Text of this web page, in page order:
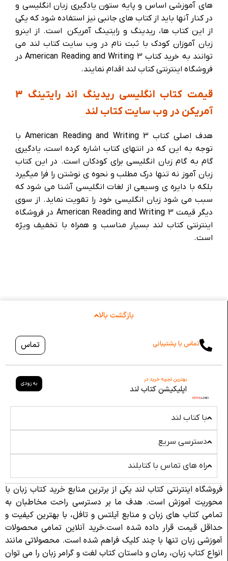
های آموزشی اساس و پایه ستون یادگیری زبان انگلیسی و
در کنار آنها باید از کتاب های جانبی نیز استفاده شود که یکی
از این کتاب ها، ریدینگ و رایتینگ آمریکن است. از اینرو
زبان آموزان کودک با ثبت نام در وب سایت کتاب لند می
توانند به خرید کتاب American Reading and Writing 3 در
فروشگاه اینترنتی کتاب لند اقدام نمایند.
قیمت کتاب انگلیسی ریدینگ اند رایتینگ 3
آمریکن در وب سایت کتاب لند
هدف اصلی کتاب American Reading and Writing 3 با
توجه به این که در انتهای کتاب اشاره کرده است، یادگیری
گام به گام زبان انگلیسی برای کودکان است. در این کتاب
زبان آموز نه تنها درک مطلب و نحوه ی نوشتن را فرا میگیرد
بلکه با دایره ی وسیعی از لغات انگلیسی آشنا می شود که
سبب می شود زبان انگلیسی خود را تقویت نماید. از سوی
دیگر قیمت American Reading and Writing 3 در فروشگاه
اینترنتی کتاب لند بسیار مناسب و همراه با تخفیف ویژه
است.
بازگشت بالا
تماس با پشتیبانی تماس
بهترین تجربه خرید در
اپلیکیشن کتاب لند
به زودی
با کتاب لند
دسترسی سریع
راه های تماس با کتابلند
فروشگاه اینترنتی کتاب لند یکی از برترین منابع خرید کتاب زبان با
محوریت آموزش است. هدف ما بر دسترسی راحت مخاطبان به
تمامی کتاب های زبان و منابع آیلتس و تافل، با بهترین کیفیت و
حداقل قیمت قرار داده شده است.خرید آنلاین تمامی محصولات
آموزشی زبان تنها با چند کلیک فراهم شده است. محصولاتی مانند
انواع کتاب زبان، رمان و داستان کتاب لغت و گرامر زبان را می توان